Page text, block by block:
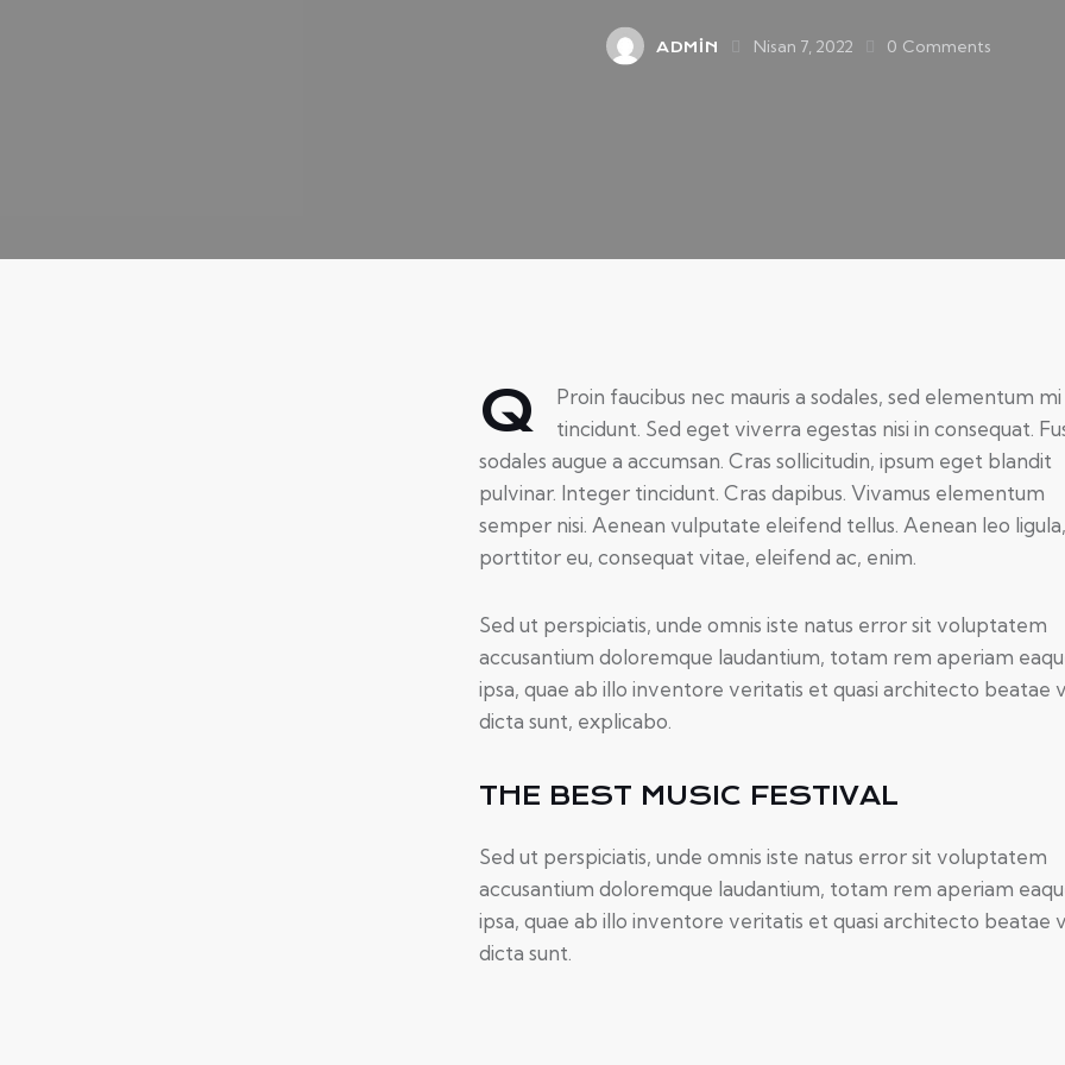
ADMIN Nisan 7, 2022 0 Comments
Q
Proin faucibus nec mauris a sodales, sed elementum mi
tincidunt. Sed eget viverra egestas nisi in consequat.
sodales augue a accumsan. Cras sollicitudin, ipsum eget blandit
pulvinar. Integer tincidunt. Cras dapibus. Vivamus elementum
semper nisi. Aenean vulputate eleifend tellus. Aenean leo ligula,
porttitor eu, consequat vitae, eleifend ac, enim.
Sed ut perspiciatis, unde omnis iste natus error sit voluptatem
accusantium doloremque laudantium, totam rem aperiam
ipsa, quae ab illo inventore veritatis et quasi architecto beatae
dicta sunt, explicabo.
THE BEST MUSIC FESTIVAL
Sed ut perspiciatis, unde omnis iste natus error sit voluptatem
accusantium doloremque laudantium, totam rem aperiam
ipsa, quae ab illo inventore veritatis et quasi architecto beatae
dicta sunt.